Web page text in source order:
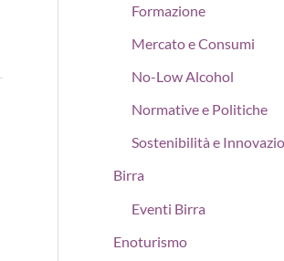
Formazione
Mercato e Consumi
No-Low Alcohol
Normative e Politiche
Sostenibilità e
Birra
Eventi Birra
Enoturismo